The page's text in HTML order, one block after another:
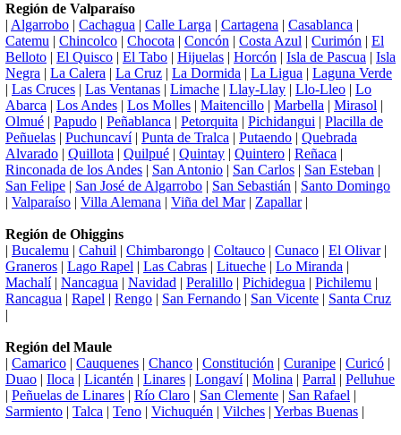
Región de Valparaíso
| Algarrobo | Cachagua | Calle Larga | Cartagena | Casablanca |
Catemu | Chincolco | Chocota | Concón | Costa Azul | Curimón | El
Belloto | El Quisco | El Tabo | Hijuelas | Horcón | Isla de Pascua | Isla
Negra | La Calera | La Cruz | La Dormida | La Ligua | Laguna Verde
| Las Cruces | Las Ventanas | Limache | Llay-Llay | Llo-Lleo | Lo
Abarca | Los Andes | Los Molles | Maitencillo | Marbella | Mirasol |
Olmué | Papudo | Peñablanca | Petorquita | Pichidangui | Placilla de
Peñuelas | Puchuncaví| Punta de Tralca | Putaendo | Quebrada
Alvarado | Quillota | Quilpué | Quintay | Quintero | Reñaca |
Rinconada de los Andes | San Antonio | San Carlos | San Esteban |
San Felipe | San José de Algarrobo | San Sebastián | Santo Domingo
| Valparaíso | Villa Alemana | Viña del Mar| Zapallar|
Región de Ohiggins
| Bucalemu | Cahuil | Chimbarongo | Coltauco | Cunaco | El Olivar|
Graneros | Lago Rapel | Las Cabras | Litueche | Lo Miranda |
Machalí| Nancagua | Navidad | Peralillo | Pichidegua | Pichilemu |
Rancagua | Rapel | Rengo | San Fernando | San Vicente | Santa Cruz
|
Región del Maule
| Camarico | Cauquenes | Chanco | Constitución | Curanipe | Curicó |
Duao | Iloca | Licantén | Linares | Longaví| Molina | Parral | Pelluhue
| Peñuelas de Linares | Río Claro | San Clemente | San Rafael |
Sarmiento | Talca | Teno | Vichuquén | Vilches | Yerbas Buenas |